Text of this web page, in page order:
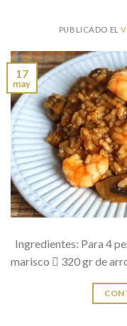
PUBLICADO EL
17
may
Ingredientes: Para 4
marisco  320 gr de